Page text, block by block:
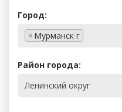
Город:
× Мурманск г
Район города:
Ленинский округ